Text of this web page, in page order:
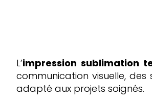
L’impression sublimation
communication visuelle,
adapté aux projets soignés.